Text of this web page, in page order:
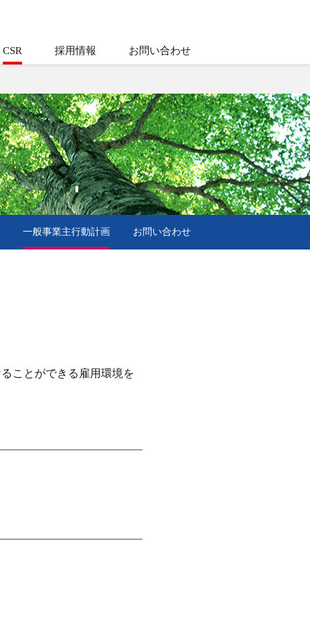
CSR 採用情報 お問い合わせ
一般事業主行動計画 お問い合わせ
ことができる雇用環境を